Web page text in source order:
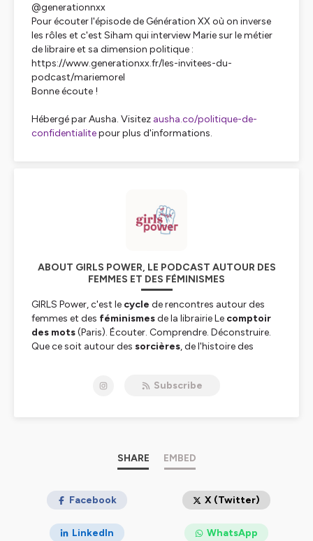
@generationnxx
Pour écouter l'épisode de Génération XX où on inverse
les rôles et c'est Siham qui interview Marie sur le métier
de libraire et sa dimension politique :
https://www.generationxx.fr/les-invitees-du-
podcast/mariemorel
Bonne écoute !
Hébergé par Ausha. Visitez ausha.co/politique-de-
confidentialitepour plus d'informations.
ABOUT GIRLS POWER, LE PODCAST AUTOUR DES
FEMMES ET DES FÉMINISMES
GIRLS Power, c'est le cycle de rencontres autour des
femmes et des féminismesde la librairie Le comptoir
des mots(Paris). Écouter. Comprendre. Déconstruire.
Que ce soit autour des sorcières, de l'histoire des
bienveillanceet de l'échange, histoire qu'on
chouette réseau de librairies LIBREST.
dont il est question, les bibliographies
retrouver sur le site de GIRLS power sur Librest.com, où
A retrouver sur
instagram facebook
et on est
Subscribe
SHARE EMBED
Facebook X (Twitter)
LinkedIn WhatsApp